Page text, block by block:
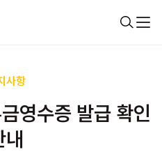
사항
영수증 발급 확인
내